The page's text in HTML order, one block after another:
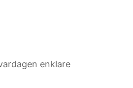
enklare